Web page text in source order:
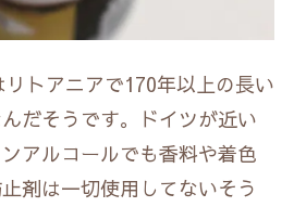
トアニアで170年以上の長い
だそうです。ドイツが近い
アルコールでも香料や着色
剤は一切使用してないそう